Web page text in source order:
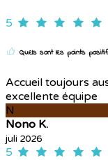
5
Quels sont les points
Accueil toujours
excellente équipe
N
Nono K.
juli 2026
5